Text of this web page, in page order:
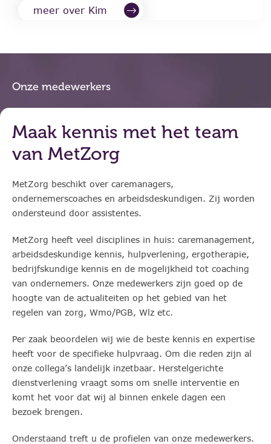
meer over Kim
Onze medewerkers
Maak kennis met het team
van MetZorg
MetZorg beschikt over caremanagers,
ondernemerscoaches en arbeidsdeskundigen. Zij worden
ondersteund door assistentes.
MetZorg heeft veel disciplines in huis: caremanagement,
arbeidsdeskundige kennis, hulpverlening, ergotherapie,
bedrijfskundige kennis en de mogelijkheid tot coaching
van ondernemers. Onze medewerkers zijn goed op de
hoogte van de actualiteiten op het gebied van het
regelen van zorg, Wmo/PGB, Wlz etc.
Per zaak beoordelen wij wie de beste kennis en expertise
heeft voor de specifieke hulpvraag. Om die reden zijn al
onze collega’s landelijk inzetbaar. Herstelgerichte
dienstverlening vraagt soms om snelle interventie en
komt het voor dat wij al binnen enkele dagen een
bezoek brengen.
Onderstaand treft u de profielen van onze medewerkers.